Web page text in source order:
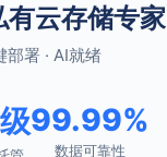
云存储专家
部署 · AI就绪
99.99%
数据可靠性